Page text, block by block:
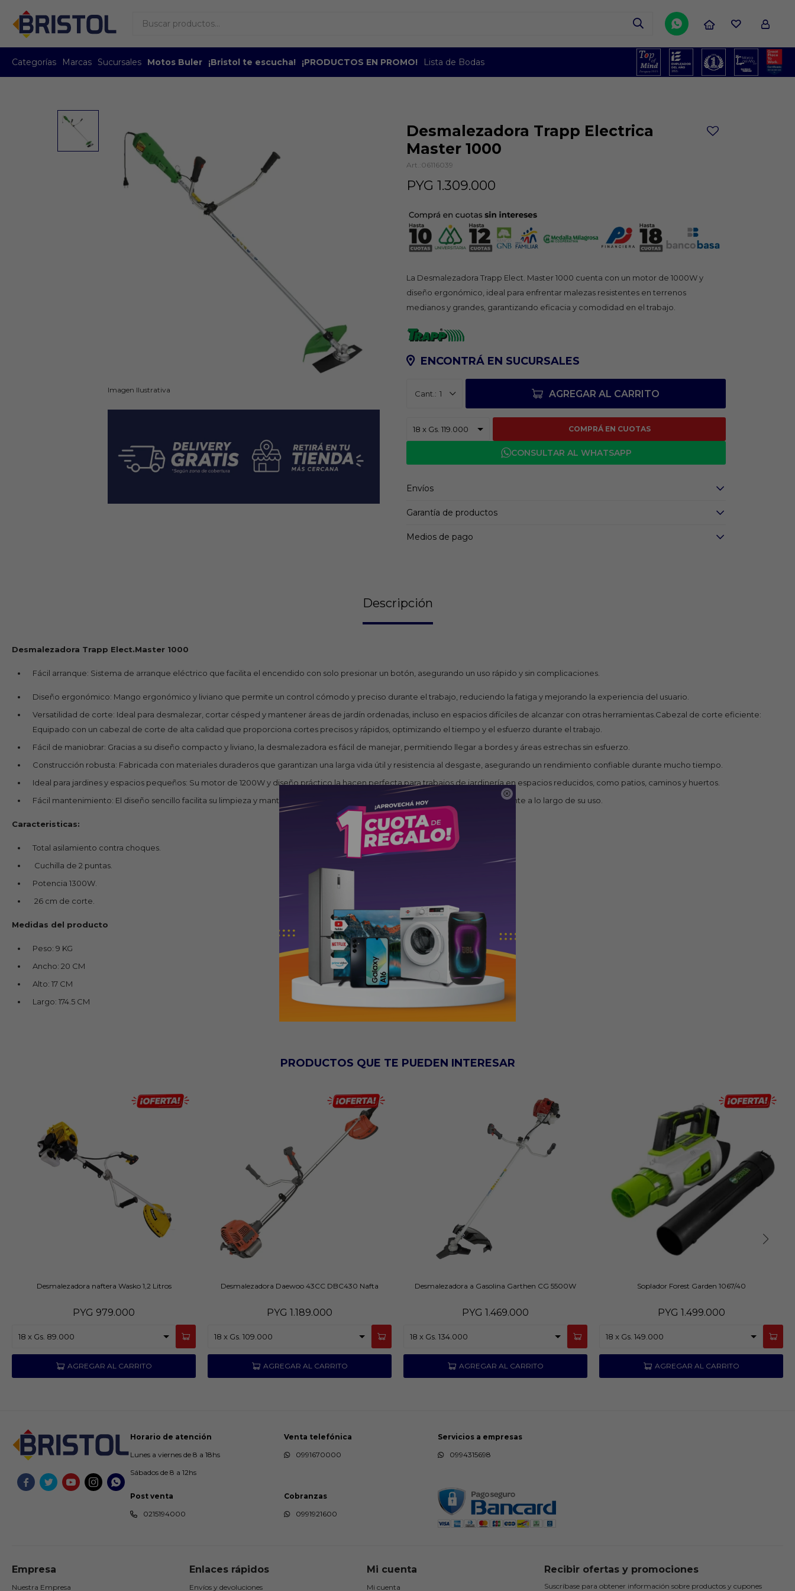

Categorías Marcas Sucursales Motos Buler ¡Bristol te escucha! ¡PRODUCTOS EN PROMO! Lista de Bodas

Imagen Ilustrativa
Desmalezadora Trapp Electrica
Master 1000
06116039
PYG 1.309.000
La Desmalezadora Trapp Elect. Master 1000 cuenta con un motor de 1000W y
diseño ergonómico, ideal para enfrentar malezas resistentes en terrenos
medianos y grandes, garantizando eficacia y comodidad en el trabajo.
ENCONTRÁ EN SUCURSALES
1 AGREGAR AL CARRITO
COMPRÁ EN CUOTAS
CONSULTAR AL WHATSAPP
Envíos
Garantía de productos
Medios de pago
Descripción
Desmalezadora Trapp Elect.Master 1000
Fácil arranque: Sistema de arranque eléctrico que facilita el encendido con solo presionar un botón, asegurando un uso rápido y sin complicaciones.
Diseño ergonómico: Mango ergonómico y liviano que permite un control cómodo y preciso durante el trabajo, reduciendo la fatiga y mejorando la experiencia del usuario.
Versatilidad de corte: Ideal para desmalezar, cortar césped y mantener áreas de jardín ordenadas, incluso en espacios difíciles de alcanzar con otras herramientas.Cabezal de corte eficiente:
Equipado con un cabezal de corte de alta calidad que proporciona cortes precisos y rápidos, optimizando el tiempo y el esfuerzo durante el trabajo.
Fácil de maniobrar: Gracias a su diseño compacto y liviano, la desmalezadora es fácil de manejar, permitiendo llegar a bordes y áreas estrechas sin esfuerzo.
Construcción robusta: Fabricada con materiales duraderos que garantizan una larga vida útil y resistencia al desgaste, asegurando un rendimiento confiable durante mucho tiempo.
Ideal para jardines y espacios pequeños: Su motor de 1200W y diseño práctico la hacen perfecta para trabajos de jardinería en espacios reducidos, como patios, caminos y huertos.
Fácil mantenimiento: El diseño sencillo facilita su limpieza y mantenimiento, asegurando un funcionamiento constante y eficiente a lo largo de su uso.
Caracteristicas:
Total asilamiento contra choques.
Cuchilla de 2 puntas.
Potencia 1300W.
26 cm de corte.
Medidas del producto
Peso: 9 KG
Ancho: 20 CM
Alto: 17 CM
Largo: 174.5 CM
PRODUCTOS QUE TE PUEDEN INTERESAR
Desmalezadora naftera Wasko 1,2 Litros
PYG 979.000
Desmalezadora Daewoo 43CC DBC430 Nafta
PYG 1.189.000
Desmalezadora a Gasolina Garthen CG 5500W
PYG 1.469.000
Soplador Forest Garden 1067/40
PYG 1.499.000
    
Horario de atención
Lunes a viernes de 8 a 18hs
Sábados de 8 a 12hs
Venta telefónica
0991670000
Servicios a empresas
0994315698
Post venta
0215194000
Cobranzas
0991921600
Empresa
Nuestra Empresa
Enlaces rápidos
Envíos y devoluciones
Mi cuenta
Mi cuenta
Recibir ofertas y promociones
Suscríbase para obtener información sobre productos y cupones